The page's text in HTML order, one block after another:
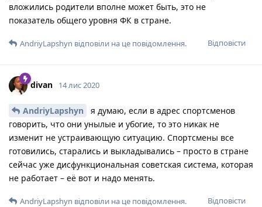
вложились родители вполне может быть, это не
показатель общего уровня ФК в стране.
Відповісти
AndriyLapshyn відповіли на це повідомлення.
divan 14 лис 2020
AndriyLapshyn
я думаю, если в адрес спортсменов
говорить, что они унылые и убогие, то это никак не
изменит не устраивающую ситуацию. Спортсмены все
готовились, старались и выкладывались – просто в стране
сейчас уже дисфункциональная советская система, которая
не работает – её вот и надо менять.
Відповісти
AndriyLapshyn відповіли на це повідомлення.